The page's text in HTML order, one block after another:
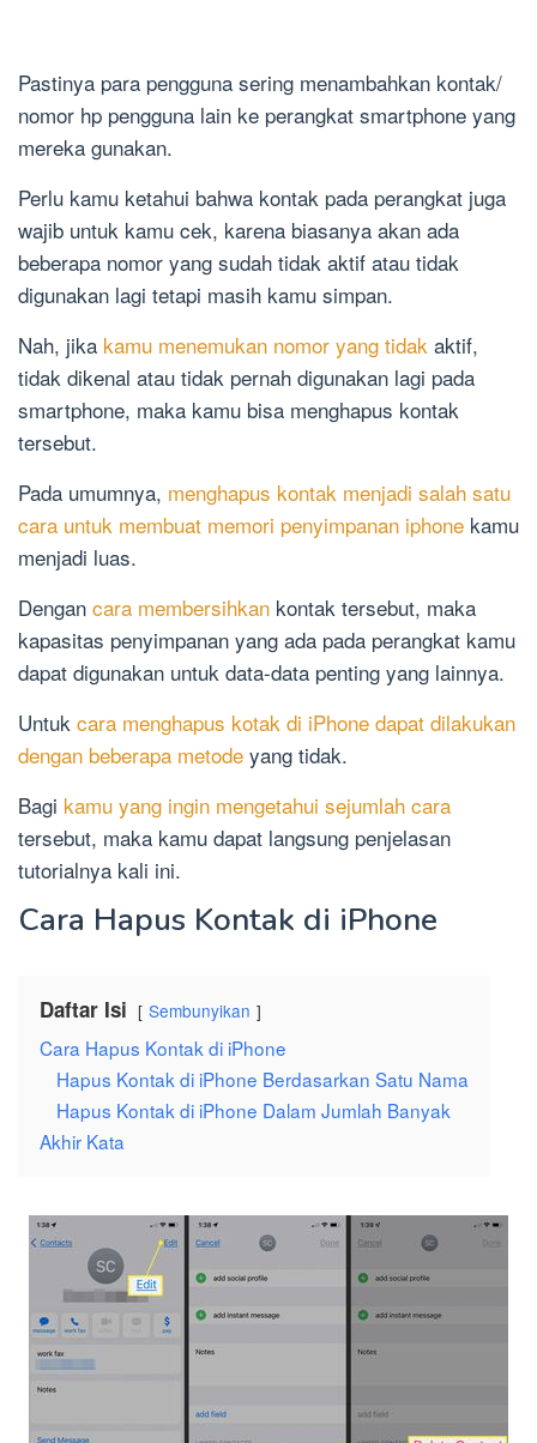
Pastinya para pengguna sering menambahkan kontak/
nomor hp pengguna lain ke perangkat smartphone yang
mereka gunakan.
Perlu kamu ketahui bahwa kontak pada perangkat juga
wajib untuk kamu cek, karena biasanya akan ada
beberapa nomor yang sudah tidak aktif atau tidak
digunakan lagi tetapi masih kamu simpan.
Nah, jika kamu menemukan nomor yang tidak aktif,
tidak dikenal atau tidak pernah digunakan lagi pada
smartphone, maka kamu bisa menghapus kontak
tersebut.
Pada umumnya, menghapus kontak menjadi salah satu
cara untuk membuat memori penyimpanan iphone kamu
menjadi luas.
Dengan cara membersihkan kontak tersebut, maka
kapasitas penyimpanan yang ada pada perangkat kamu
dapat digunakan untuk data-data penting yang lainnya.
Untuk cara menghapus kotak di iPhone dapat dilakukan
dengan beberapa metode yang tidak.
Bagi kamu yang ingin mengetahui sejumlah cara
tersebut, maka kamu dapat langsung penjelasan
tutorialnya kali ini.
Cara Hapus Kontak di iPhone
Daftar Isi Sembunyikan
Cara Hapus Kontak di iPhone
Hapus Kontak di iPhone Berdasarkan Satu Nama
Hapus Kontak di iPhone Dalam Jumlah Banyak
Akhir Kata